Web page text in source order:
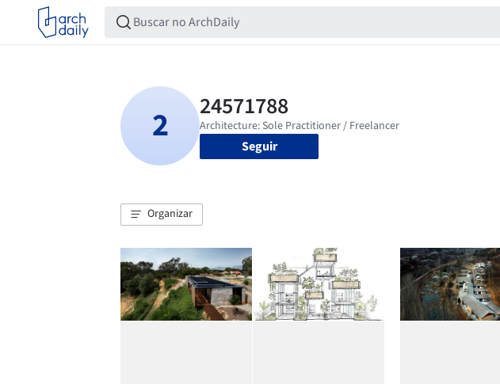
Seguir
Organizar